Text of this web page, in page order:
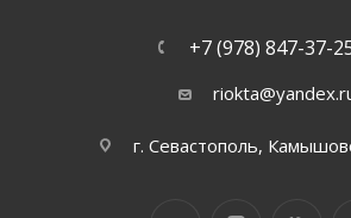
+7 (978) 847-37-
г. Севастополь,